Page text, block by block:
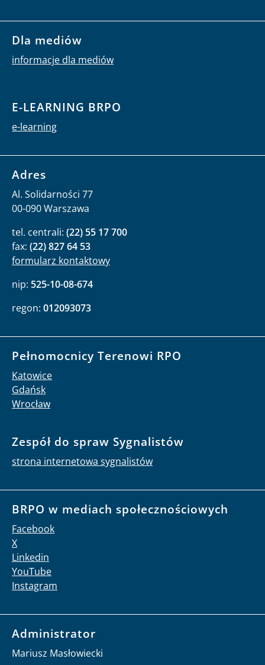
Dla mediów
informacje dla mediów
E-LEARNING BRPO
e-learning
Adres
Al. Solidarności 77
00-090 Warszawa
tel. centrali: (22) 55 17 700
fax: (22) 827 64 53
formularz kontaktowy
nip: 525-10-08-674
regon: 012093073
Pełnomocnicy Terenowi RPO
Katowice
Gdańsk
Wrocław
Zespół do spraw Sygnalistów
strona internetowa sygnalistów
BRPO w mediach społecznościowych
Facebook
X
Linkedin
YouTube
Instagram
Administrator
Mariusz Masłowiecki